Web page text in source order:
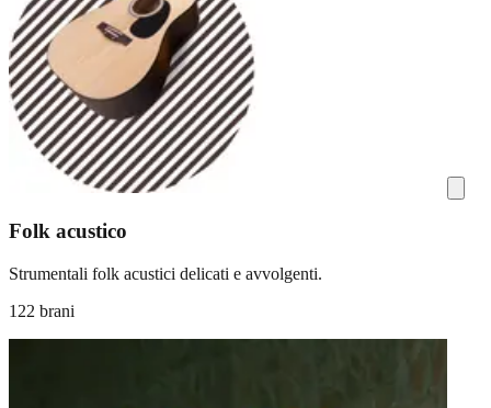
Folk acustico
Strumentali folk acustici delicati e avvolgenti.
122 brani